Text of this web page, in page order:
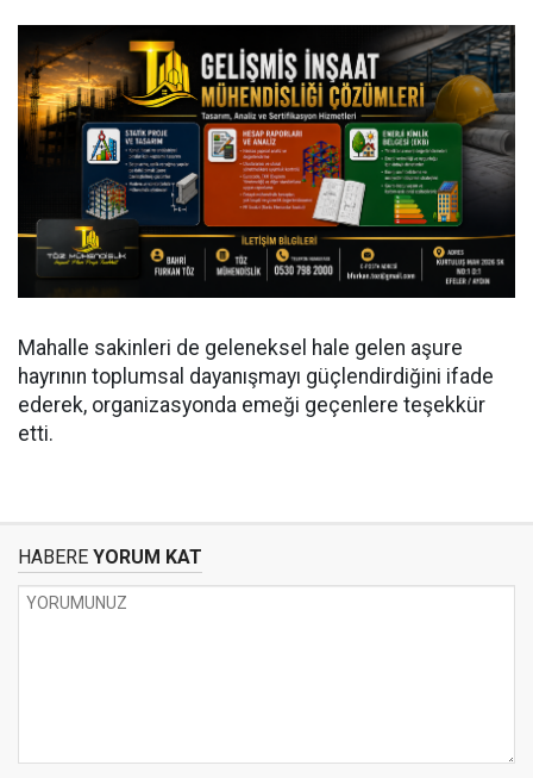
Mahalle sakinleri de geleneksel hale gelen aşure
hayrının toplumsal dayanışmayı güçlendirdiğini ifade
ederek, organizasyonda emeği geçenlere teşekkür
etti.
HABERE YORUM KAT